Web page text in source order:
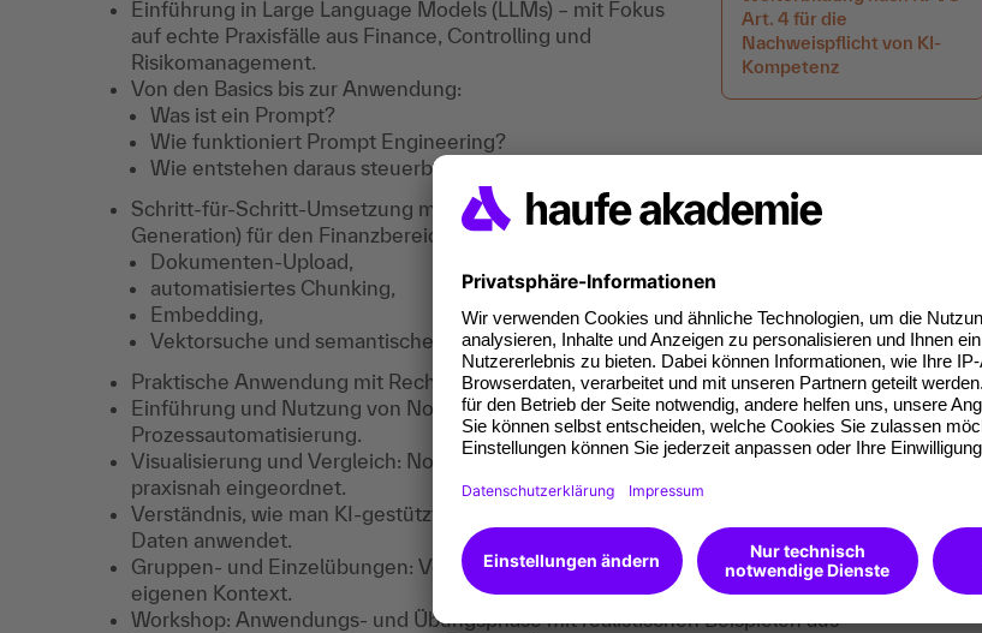
Art. 4 für die
Nachweispflicht von KI-
Kompetenz
Einführung in Large Language Models (LLMs) – mit Fokus
auf echte Praxisfälle aus Finance, Controlling und
Risikomanagement.
Von den Basics bis zur Anwendung:
Was ist ein Prompt?
Wie funktioniert Prompt Engineering?
Wie entstehen daraus steuerbare KI-Workflows?
Schritt-für-Schritt-Umsetzung moderner RAG-Workflows (Retrieval Augmented
Generation) für den Finanzbereich:
Dokumenten-Upload,
automatisiertes Chunking,
Embedding,
Vektorsuche und semantische Suche in eigenen Daten.
Praktische Anwendung mit Rechnungs-PDFs, Verträgen oder anderen Finanzdokumenten.
Einführung und Nutzung von No-Code-Tools wie LangFlow für schnelle, visuelle
Prozessautomatisierung.
Visualisierung und Vergleich: No-Code-Flows vs. Python-Code – für jeden verständlich und
praxisnah eingeordnet.
Verständnis, wie man KI-gestützte Dokumentenanalyse und Q&A-Systeme auf eigene
Daten anwendet.
Gruppen- und Einzelübungen: Von der ersten Idee bis zur funktionierenden KI-Lösung im
eigenen Kontext.
Workshop: Anwendungs- und Übungsphase mit realistischen Beispielen aus